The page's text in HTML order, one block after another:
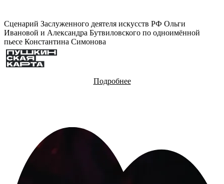
Сценарий Заслуженного деятеля искусств РФ Ольги
Ивановой и Александра Бутвиловского по одноимённой
пьесе Константина Симонова
Подробнее